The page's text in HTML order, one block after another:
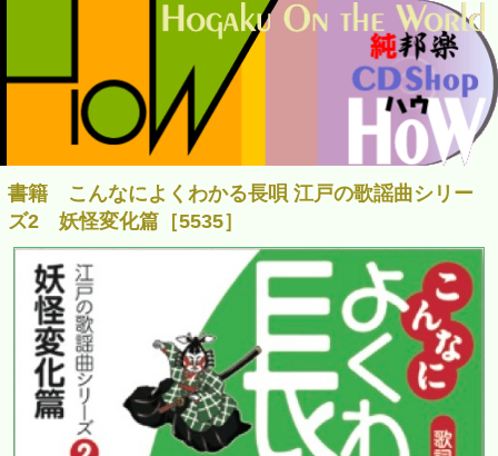
書籍 こんなによくわかる長唄 江戸の歌謡曲シリー
ズ2 妖怪変化篇［5535］